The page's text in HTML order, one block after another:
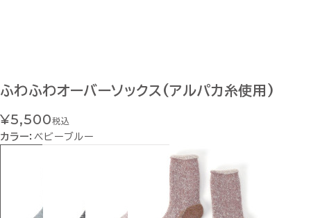
ふわふわオーバーソックス(アルパカ糸使用)
¥5,500税込
カラー：ベビーブルー